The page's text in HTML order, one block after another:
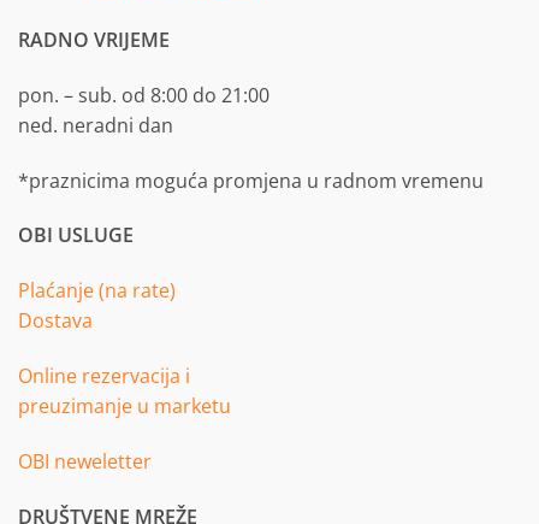
RADNO VRIJEME
pon. – sub. od 8:00 do 21:00
ned. neradni dan
*praznicima moguća promjena u radnom vremenu
OBI USLUGE
Plaćanje (na rate)
Dostava
Online rezervacija i
preuzimanje u marketu
OBI neweletter
DRUŠTVENE MREŽE